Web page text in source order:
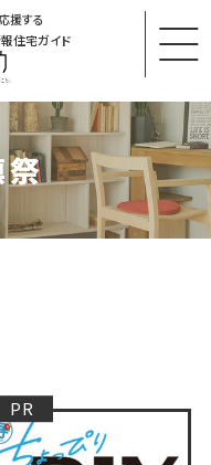
援する
住宅ガイド
祭